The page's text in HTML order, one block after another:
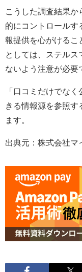
こうした調査結果か
的にコントロールす
報提供を心がけるこ
としては、ステル
ないよう注意が必要
「口コミだけでな
きる情報源を参照
ます。
出典元：株式会社マ